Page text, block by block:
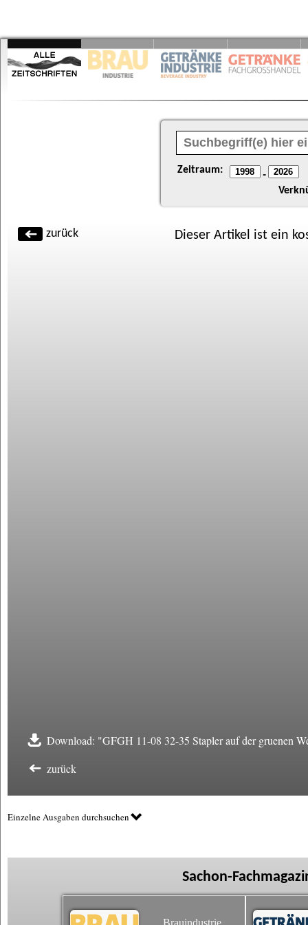
Zeitraum: -
zurück Dieser Artikel ist ein
Download: "GFGH 11-08 32-35 Stapler auf der gruenen
zurück
Einzelne Ausgaben durchsuchen
Sachon-
Brauindustrie